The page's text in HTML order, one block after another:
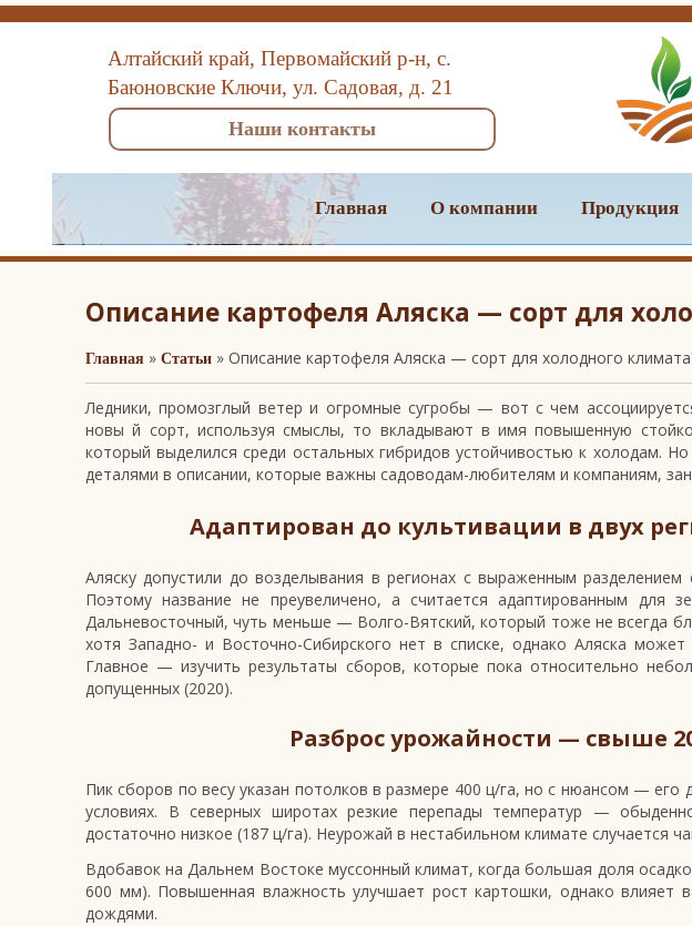
Алтайский край, Первомайский р-н, с.
Баюновские Ключи, ул. Садовая, д. 21
Наши контакты
Главная О компании Продукция
Описание картофеля Аляска — сорт для
Главная » Статьи » Описание картофеля Аляска — сорт для холодного
Ледники, промозглый ветер и огромные сугробы — вот с чем
новы й сорт, используя смыслы, то вкладывают в имя повышенную
который выделился среди остальных гибридов устойчивостью к холодам.
деталями в описании, которые важны садоводам-любителям и компаниям,
Адаптирован до культивации в двух
Аляску допустили до возделывания в регионах с выраженным
Поэтому название не преувеличено, а считается адаптированным для
Дальневосточный, чуть меньше — Волго-Вятский, который тоже не всегда
хотя Западно- и Восточно-Сибирского нет в списке, однако Аляска
Главное — изучить результаты сборов, которые пока относительно
допущенных (2020).
Разброс урожайности — свыше
Пик сборов по весу указан потолков в размере 400 ц/га, но с нюансом — его
условиях. В северных широтах резкие перепады температур —
достаточно низкое (187 ц/га). Неурожай в нестабильном климате случается
Вдобавок на Дальнем Востоке муссонный климат, когда большая доля
600 мм). Повышенная влажность улучшает рост картошки, однако влияет
дождями.